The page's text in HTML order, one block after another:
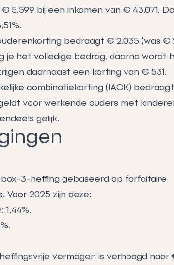
5.599 bij een inkomen van € 43.071.
bedraagt € 2.035 (was €
je het volledige bedrag, daarna wordt
daarnaast een korting van € 531.
combinatiekorting (IACK)
voor werkende ouders met
gelijk.
3-heffing gebaseerd op forfaitaire
2025 zijn deze:
vermogen is verhoogd naar